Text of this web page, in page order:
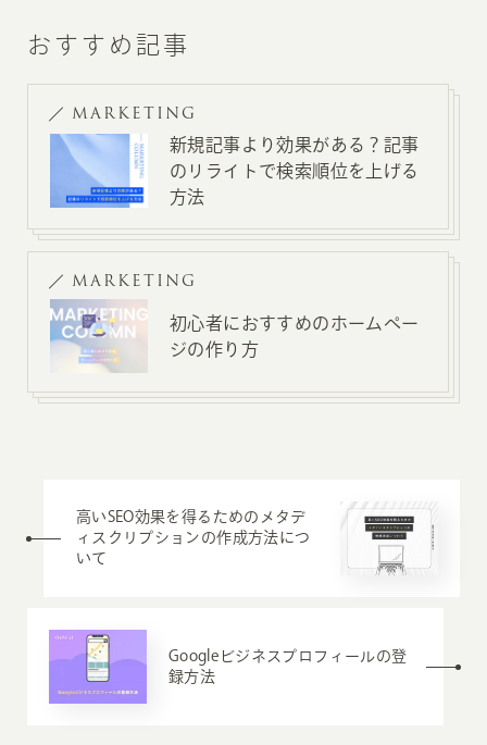
おすすめ記事
MARKETING
新規記事より効果がある？記事
のリライトで検索順位を上げる
方法
MARKETING
初心者におすすめのホームペー
ジの作り方
高いSEO効果を得るためのメタデ
ィスクリプションの作成方法につ
いて
Googleビジネスプロフィールの登
録方法